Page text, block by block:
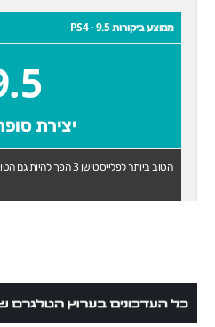
ממוצע ביקורות PS4 - 9.5
יצירת
הטוב ביותר לפלייסטישן 3 הפך להיות גם הטוב ביותר לפלייסטישן 4